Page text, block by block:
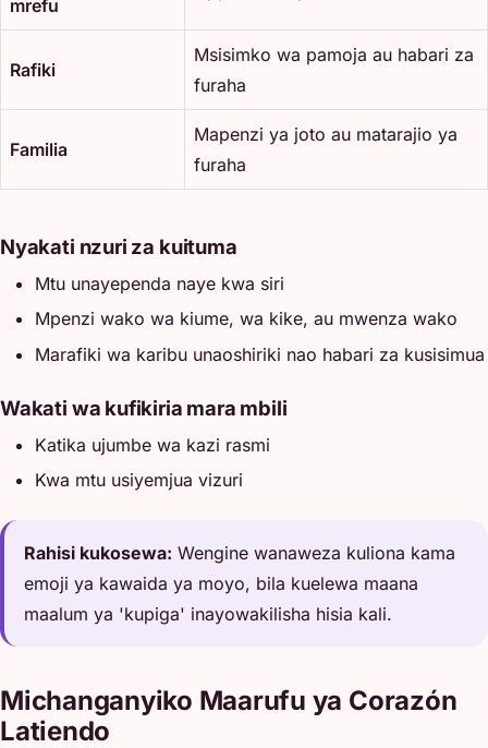
mrefu
Rafiki
Msisimko wa pamoja au habari za
furaha
Familia
Mapenzi ya joto au matarajio ya
furaha
Nyakati nzuri za kuituma
Mtu unayependa naye kwa siri
Mpenzi wako wa kiume, wa kike, au mwenza wako
Marafiki wa karibu unaoshiriki nao habari za kusisimua
Wakati wa kufikiria mara mbili
Katika ujumbe wa kazi rasmi
Kwa mtu usiyemjua vizuri
Rahisi kukosewa: Wengine wanaweza kuliona kama
emoji ya kawaida ya moyo, bila kuelewa maana
maalum ya 'kupiga' inayowakilisha hisia kali.
Michanganyiko Maarufu ya Corazón
Latiendo